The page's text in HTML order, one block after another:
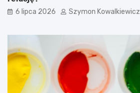
6 lipca 2026 Szymon Kowalkiewicz